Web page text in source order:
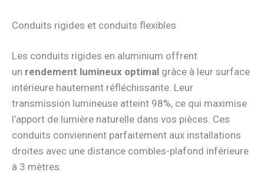
Conduits rigides et conduits flexibles
Les conduits rigides en aluminium offrent
un rendement lumineux optimal grâce à leur surface
intérieure hautement réfléchissante. Leur
transmission lumineuse atteint 98%, ce qui maximise
l’apport de lumière naturelle dans vos pièces. Ces
conduits conviennent parfaitement aux installations
droites avec une distance combles-plafond inférieure
à 3 mètres.